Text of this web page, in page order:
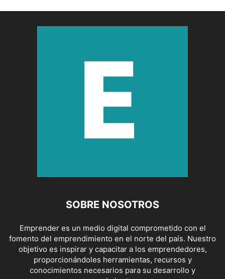
SOBRE NOSOTROS
Emprender es un medio digital comprometido con el
fomento del emprendimiento en el norte del país. Nuestro
objetivo es inspirar y capacitar a los emprendedores,
proporcionándoles herramientas, recursos y
conocimientos necesarios para su desarrollo y